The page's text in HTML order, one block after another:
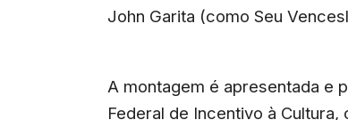
John Garita (como Seu
A montagem é apresentada e
Federal de Incentivo à